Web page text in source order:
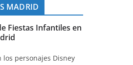
MADRID
Fiestas Infantiles en
los personajes Disney